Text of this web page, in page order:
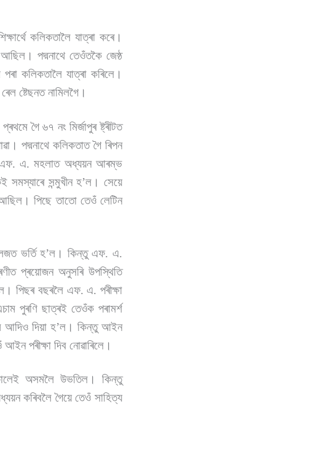
কলিকতালৈ যাত্ৰা কৰে।
পদ্মনাথে তেওঁতকৈ জেষ্ঠ
কলিকতালৈ যাত্ৰা কৰিলে।
ষ্টেছনত নামিলগৈ।
গৈ ৬৭ নং মিৰ্জাপুৰ ষ্ট্ৰীটত
পদ্মনাথে কলিকতাত গৈ ৰিপন
এফ. এ. মহলাত অধ্যয়ন আৰম্ভ
সন্মুখীন হ’ল। সেয়ে
পিছে তাতো তেওঁ লেটিন
ভৰ্তি হ’ল। কিন্তু এফ. এ.
প্ৰয়োজন অনুসৰি উপস্থিতি
পিছৰ বছৰলৈ এফ. এ. পৰীক্ষা
পুৰণি ছাত্ৰই তেওঁক পৰামৰ্শ
আদিও দিয়া হ’ল। কিন্তু আইন
পৰীক্ষা দিব নোৱাৰিলে।
অসমলৈ উভতিল। কিন্তু
কৰিবলৈ গৈয়ে তেওঁ সাহিত্য